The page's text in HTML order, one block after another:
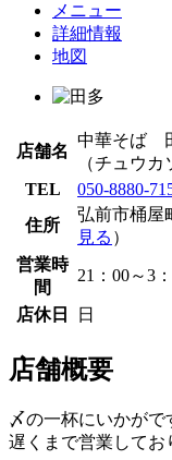
メニュー
詳細情報
地図
店舗名
中華そば
（チュウ
TEL
050-8880-
住所
弘前市桶屋
見る ）
営業時
間
21：00～3
店休日 日
店舗概要
〆の一杯にいかがで
遅くまで営業してお